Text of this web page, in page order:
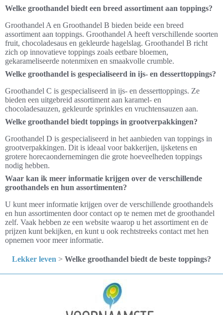
Welke groothandel biedt een breed assortiment aan toppings?
Groothandel A en Groothandel B bieden beide een breed
assortiment aan toppings. Groothandel A heeft verschillende soorten
fruit, chocoladesaus en gekleurde hagelslag. Groothandel B richt
zich op innovatieve toppings zoals eetbare bloemen,
gekarameliseerde notenmixen en smaakvolle crumble.
Welke groothandel is gespecialiseerd in ijs- en desserttoppings?
Groothandel C is gespecialiseerd in ijs- en desserttoppings. Ze
bieden een uitgebreid assortiment aan karamel- en
chocoladesauzen, gekleurde sprinkles en vruchtensauzen aan.
Welke groothandel biedt toppings in grootverpakkingen?
Groothandel D is gespecialiseerd in het aanbieden van toppings in
grootverpakkingen. Dit is ideaal voor bakkerijen, ijsketens en
grotere horecaondernemingen die grote hoeveelheden toppings
nodig hebben.
Waar kan ik meer informatie krijgen over de verschillende
groothandels en hun assortimenten?
U kunt meer informatie krijgen over de verschillende groothandels
en hun assortimenten door contact op te nemen met de groothandel
zelf. Vaak hebben ze een website waarop u het assortiment en de
prijzen kunt bekijken, en kunt u ook rechtstreeks contact met hen
opnemen voor meer informatie.
Lekker leven > Welke groothandel biedt de beste toppings?